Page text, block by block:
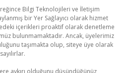
Bilgi Teknolojileri ve İletişim
bir Yer Sağlayıcı olarak hizmet
içerikleri proaktif olarak denetleme
bulunmamaktadır. Ancak, üyelerimiz
taşımakta olup, siteye üye olarak
aykırı olduğunu düşündüğünüz